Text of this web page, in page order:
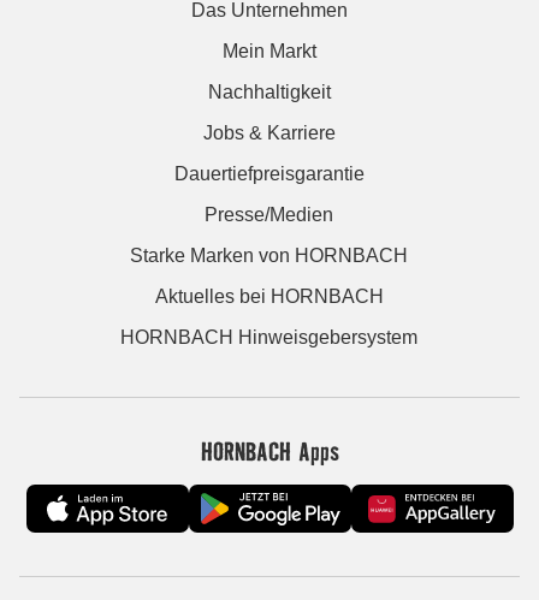
Das Unternehmen
Mein Markt
Nachhaltigkeit
Jobs & Karriere
Dauertiefpreisgarantie
Presse/Medien
Starke Marken von HORNBACH
Aktuelles bei HORNBACH
HORNBACH Hinweisgebersystem
HORNBACH Apps